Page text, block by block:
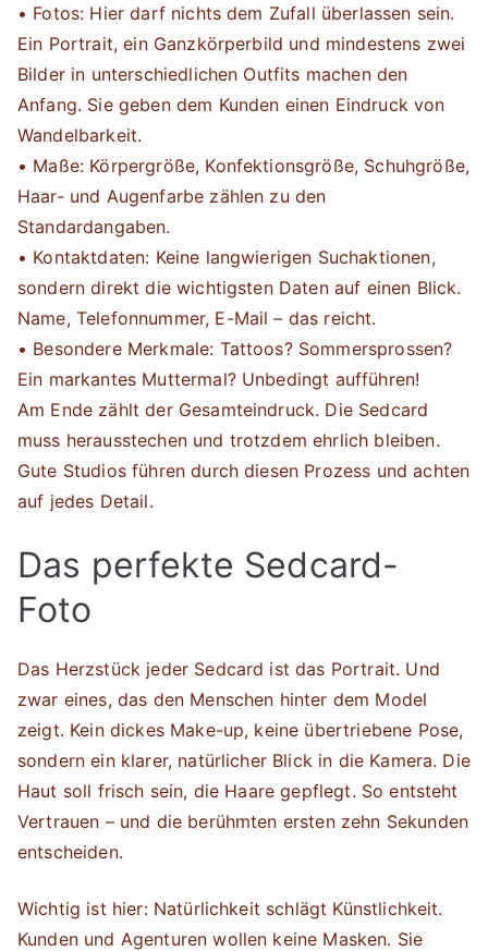
• Fotos: Hier darf nichts dem Zufall überlassen sein.
Ein Portrait, ein Ganzkörperbild und mindestens zwei
Bilder in unterschiedlichen Outfits machen den
Anfang. Sie geben dem Kunden einen Eindruck von
Wandelbarkeit.
• Maße: Körpergröße, Konfektionsgröße, Schuhgröße,
Haar- und Augenfarbe zählen zu den
Standardangaben.
• Kontaktdaten: Keine langwierigen Suchaktionen,
sondern direkt die wichtigsten Daten auf einen Blick.
Name, Telefonnummer, E-Mail – das reicht.
• Besondere Merkmale: Tattoos? Sommersprossen?
Ein markantes Muttermal? Unbedingt aufführen!
Am Ende zählt der Gesamteindruck. Die Sedcard
muss herausstechen und trotzdem ehrlich bleiben.
Gute Studios führen durch diesen Prozess und achten
auf jedes Detail.
Das perfekte Sedcard-
Foto
Das Herzstück jeder Sedcard ist das Portrait. Und
zwar eines, das den Menschen hinter dem Model
zeigt. Kein dickes Make-up, keine übertriebene Pose,
sondern ein klarer, natürlicher Blick in die Kamera. Die
Haut soll frisch sein, die Haare gepflegt. So entsteht
Vertrauen – und die berühmten ersten zehn Sekunden
entscheiden.
Wichtig ist hier: Natürlichkeit schlägt Künstlichkeit.
Kunden und Agenturen wollen keine Masken. Sie